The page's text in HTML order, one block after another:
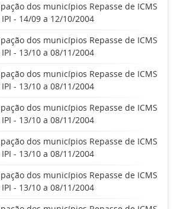
dos municípios Repasse de ICMS
IPI - 14/09 a 12/10/2004
dos municípios Repasse de ICMS
IPI - 13/10 a 08/11/2004
dos municípios Repasse de ICMS
IPI - 13/10 a 08/11/2004
dos municípios Repasse de ICMS
IPI - 13/10 a 08/11/2004
dos municípios Repasse de ICMS
IPI - 13/10 a 08/11/2004
dos municípios Repasse de ICMS
IPI - 13/10 a 08/11/2004